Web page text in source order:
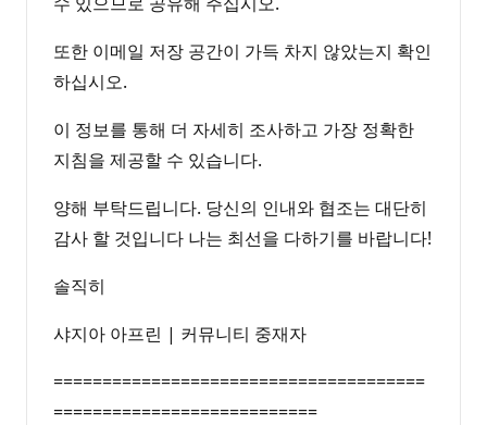
또한 이메일 저장 공간이 가득 차지 않았는지 확인
하십시오.
이 정보를 통해 더 자세히 조사하고 가장 정확한
지침을 제공할 수 있습니다.
양해 부탁드립니다. 당신의 인내와 협조는 대단히
감사 할 것입니다 나는 최선을 다하기를 바랍니다!
솔직히
샤지아 아프린 | 커뮤니티 중재자
======================================
===========================